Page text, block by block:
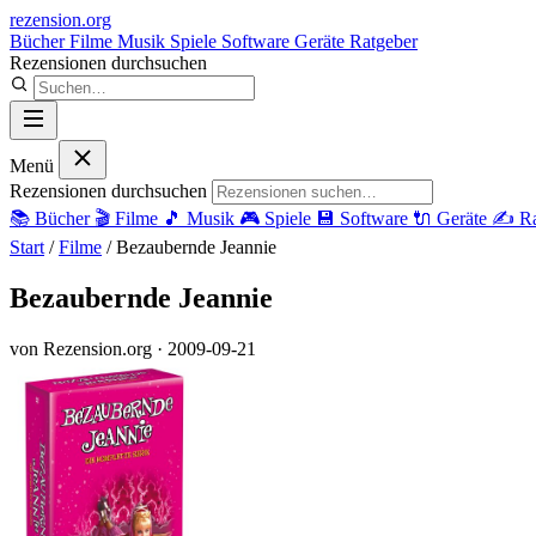
rezension.org
BücherFilme Musik Spiele Software Geräte Ratgeber
Rezensionen durchsuchen
Menü
Rezensionen durchsuchen
📚 Bücher 🎬 Filme 🎵 Musik 🎮 Spiele 💾 Software 🔌 Geräte ✍️
Start / Filme / Bezaubernde Jeannie
Bezaubernde Jeannie
von Rezension.org · 2009-09-21